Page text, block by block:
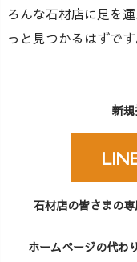
ろんな石材店に足を
っと見つかるはずです
新
石材店の皆さまの
ホームページの代わ